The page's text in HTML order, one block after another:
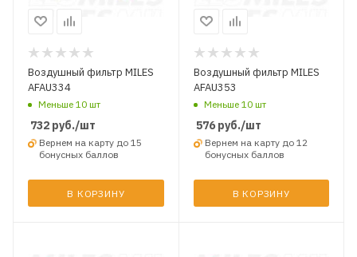
Воздушный фильтр MILES
AFAU334
Меньше 10 шт
732 руб./шт
Вернем на карту до 15
бонусных баллов
В КОРЗИНУ
Воздушный фильтр MILES
AFAU353
Меньше 10 шт
576руб./шт
Вернем на карту до 12
бонусных баллов
В КОРЗИНУ